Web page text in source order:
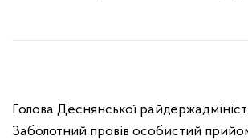
Голова Деснянської
Заболотний провів особистий